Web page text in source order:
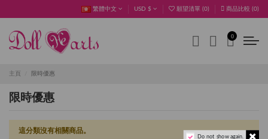
繁體中文 USD $ 願望清單 (0) 商品比較 (0)
0
主頁 限時優惠
限時優惠
這分類沒有相關商品。
Do not show again.